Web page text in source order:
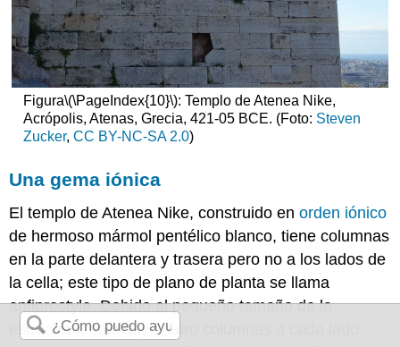
Figura\(\PageIndex{10}\): Templo de Atenea Nike,
Acrópolis, Atenas, Grecia, 421-05 BCE. (Foto: Steven
Zucker, CC BY-NC-SA 2.0)
Una gema iónica
El templo de Atenea Nike, construido enorden iónico
de hermoso mármol pentélico blanco, tiene columnas
en la parte delantera y trasera pero no a los lados de
la cella; este tipo de plano de planta se llama
anfiprostyle. Debido al pequeño tamaño de la
estructura, solo hay cuatro columnas a cada lado.